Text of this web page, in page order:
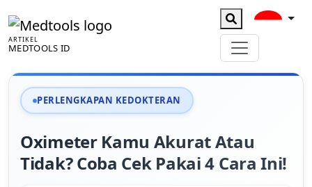
ARTIKEL
MEDTOOLS ID
PERLENGKAPAN KEDOKTERAN
Oximeter Kamu Akurat Atau
Tidak? Coba Cek Pakai 4 Cara Ini!